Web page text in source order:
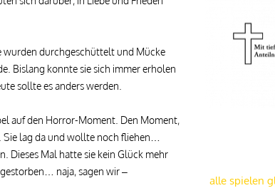
wurden durchgeschüttelt und Mücke
Bislang konnte sie sich immer erholen
sollte es anders werden.
auf den Horror-Moment. Den Moment,
Sie lag da und wollte noch fliehen…
Dieses Mal hatte sie kein Glück mehr
naja, sagen wir –
alle spielen